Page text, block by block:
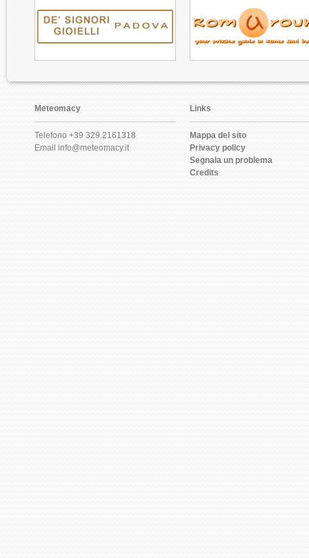
Meteomacy
Telefono +39 329.2161318
Email info@meteomacy.it
Links
Mappa del sito
Privacy policy
Segnala un problema
Credits